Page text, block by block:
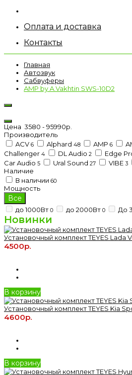
Оплата и доставка
Контакты
Главная
Автозвук
Сабвуферы
AMP by A.Vakhtin SWS-10D2
Цена 3580 -95990р.
Производитель
ACV 6 Alphard 48 AMP 6
Challenger 4 DL Audio 2 Edge
Car Audio 5 Ural Sound 27 VIBE 3
Наличие
В наличии 60
Мощность
Все
до 1000Вт 0 до 2000Вт 0 До
Новинки
Установочный комплект TEYES Lada
4500р.
В корзину
Установочный комплект TEYES Kia
4600р.
В корзину